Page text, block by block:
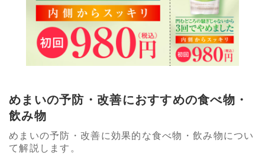
めまいの予防・改善におすすめの食べ物・
飲み物
めまいの予防・改善に効果的な食べ物・飲み物につい
て解説します。